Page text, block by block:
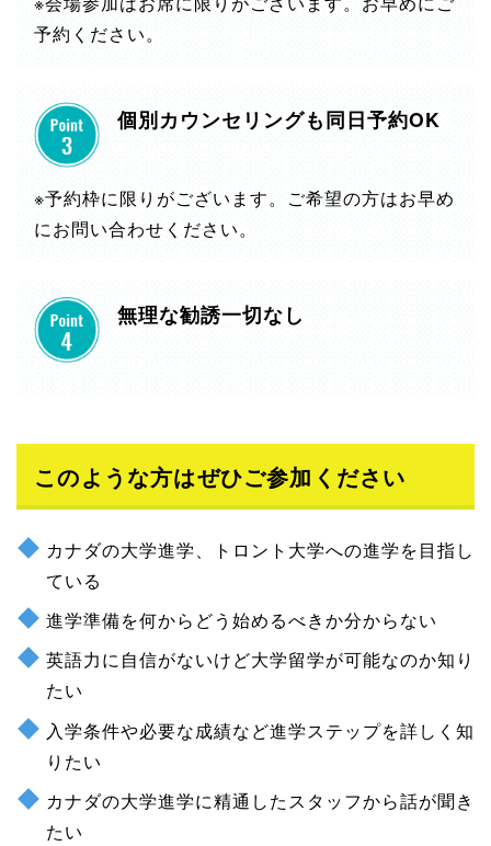
予約ください。
個別カウンセリングも同日予約OK
※予約枠に限りがございます。ご希望の方はお早め
にお問い合わせください。
無理な勧誘一切なし
このような方はぜひご参加ください
カナダの大学進学、トロント大学への進学を目指し
ている
進学準備を何からどう始めるべきか分からない
英語力に自信がないけど大学留学が可能なのか知り
たい
入学条件や必要な成績など進学ステップを詳しく知
りたい
カナダの大学進学に精通したスタッフから話が聞き
たい